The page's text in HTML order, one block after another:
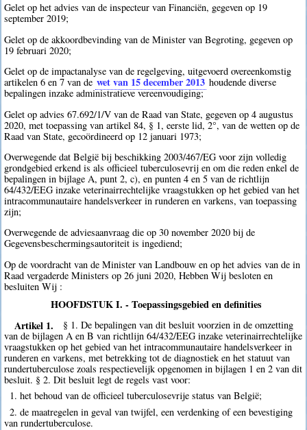
Gelet op het advies van de inspecteur van Financiën, gegeven op 19
september 2019;
Gelet op de akkoordbevinding van de Minister van Begroting, gegeven op
19 februari 2020;
Gelet op de impactanalyse van de regelgeving, uitgevoerd overeenkomstig
artikelen 6 en 7 van de wet van 15 december 2013 houdende diverse
bepalingen inzake administratieve vereenvoudiging;
Gelet op advies 67.692/1/V van de Raad van State, gegeven op 4 augustus
2020, met toepassing van artikel 84, § 1, eerste lid, 2°, van de wetten op de
Raad van State, gecoördineerd op 12 januari 1973;
Overwegende dat België bij beschikking 2003/467/EG voor zijn volledig
grondgebied erkend is als officieel tuberculosevrij en om die reden enkel de
bepalingen in bijlage A, punt 2, c), en punten 4 en 5 van de richtlijn
64/432/EEG inzake veterinairrechtelijke vraagstukken op het gebied van het
intracommunautaire handelsverkeer in runderen en varkens, van toepassing
zijn;
Overwegende de adviesaanvraag die op 30 november 2020 bij de
Gegevensbeschermingsautoriteit is ingediend;
Op de voordracht van de Minister van Landbouw en op het advies van de in
Raad vergaderde Ministers op 26 juni 2020, Hebben Wij besloten en
besluiten Wij :
HOOFDSTUK I. - Toepassingsgebied en definities
Artikel 1.
§ 1. De bepalingen van dit besluit voorzien in de omzetting
van de bijlagen A en B van richtlijn 64/432/EEG inzake veterinairrechtelijke
vraagstukken op het gebied van het intracommunautaire handelsverkeer in
runderen en varkens, met betrekking tot de diagnostiek en het statuut van
rundertuberculose zoals respectievelijk opgenomen in bijlagen 1 en 2 van dit
besluit. § 2. Dit besluit legt de regels vast voor:
1. het behoud van de officieel tuberculosevrije status van België;
2. de maatregelen in geval van twijfel, een verdenking of een bevestiging
van rundertuberculose.